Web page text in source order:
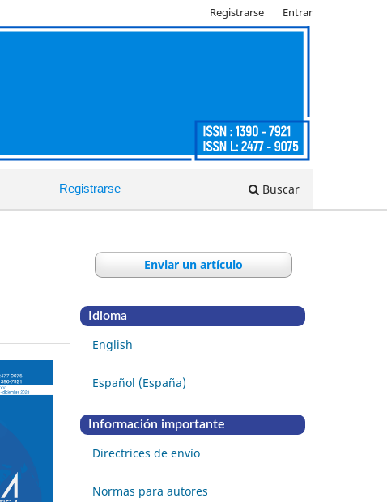
Registrarse Buscar
Registrarse Entrar
Enviar un artículo
Idioma
English
Español (España)
Información importante
Directrices de envío
Normas para autores